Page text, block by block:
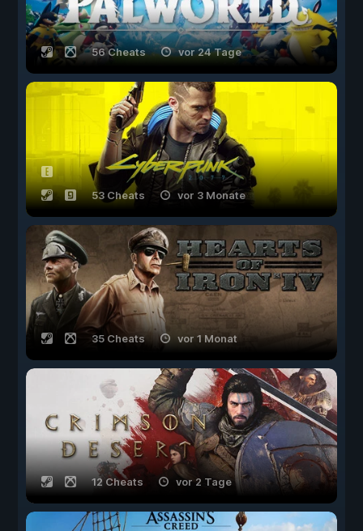
56 Cheats vor 24 Tage
53 Cheats vor 3 Monate
35 Cheats vor 1 Monat
12 Cheats vor 2 Tage